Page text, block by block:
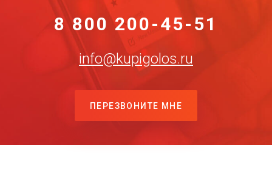
8 800 200-45-51
info@kupigolos.ru
ПЕРЕЗВОНИТЕ МНЕ